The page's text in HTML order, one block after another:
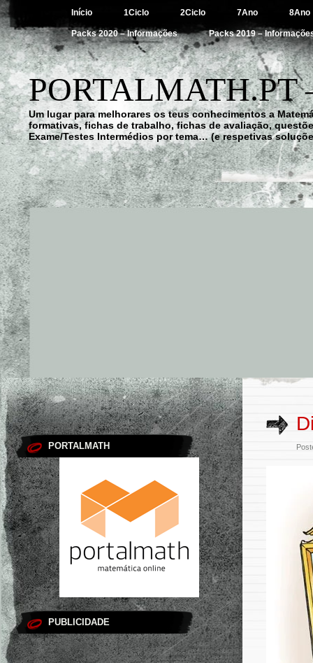
Início 1Ciclo 2Ciclo 7Ano 8Ano
Packs 2020 – Informações Packs 2019 –
Um lugar para melhorares os teus conhecimentos a
formativas, fichas de trabalho, fichas de avaliação,
Exame/Testes Intermédios por tema… (e respetivas
PORTALMATH
PUBLICIDADE